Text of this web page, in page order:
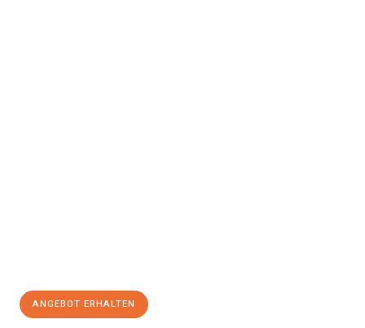
ANGEBOT ERHALTEN